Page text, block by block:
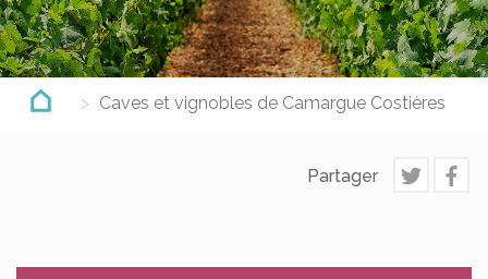
Caves et vignobles de Camargue Costières
Partager